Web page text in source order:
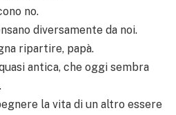
no.
diversamente da noi.
ripartire, papà.
antica, che oggi sembra
la vita di un altro essere